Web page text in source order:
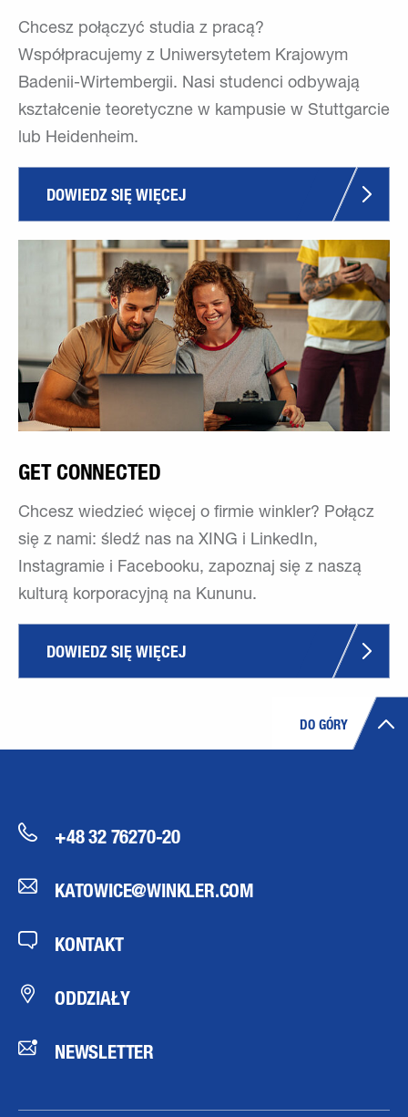
Chcesz połączyć studia z pracą?
Współpracujemy z Uniwersytetem Krajowym
Badenii-Wirtembergii. Nasi studenci odbywają
kształcenie teoretyczne w kampusie w Stuttgarcie
lub Heidenheim.
DOWIEDZ SIĘ WIĘCEJ
GET CONNECTED
Chcesz wiedzieć więcej o firmie winkler? Połącz
się z nami: śledź nas na XING i LinkedIn,
Instagramie i Facebooku, zapoznaj się z naszą
kulturą korporacyjną na Kununu.
DOWIEDZ SIĘ WIĘCEJ
DO GÓRY
+48 32 76270-20
KATOWICE@WINKLER.COM
KONTAKT
ODDZIAŁY
NEWSLETTER